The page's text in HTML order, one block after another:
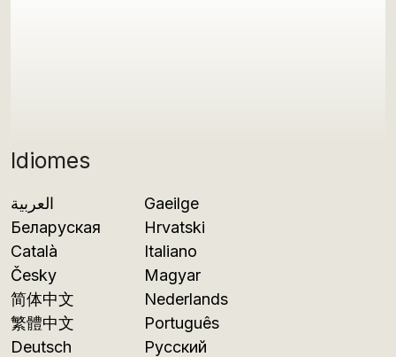
Idiomes
العربية
Беларуская
Català
Česky
简体中文
繁體中文
Deutsch
Gaeilge
Hrvatski
Italiano
Magyar
Nederlands
Português
Русский